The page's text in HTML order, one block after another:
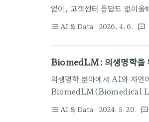
없이, 고객센터 응답도 없이
라 가성비가 꽤 좋다고 판단
지금은 돈을 내고도 서비스를
시간순으로 정리해둔다.📅 무
format_list_bulleted AI & Data · 2026. 4. 6. textsms
BiomedLM: 의생명학을
의생명학 분야에서 AI와 자
BiomedLM(Biomedical
BiomedLM의 주요 특징과
format_list_bulleted AI & Data · 2024. 5. 20. textsms